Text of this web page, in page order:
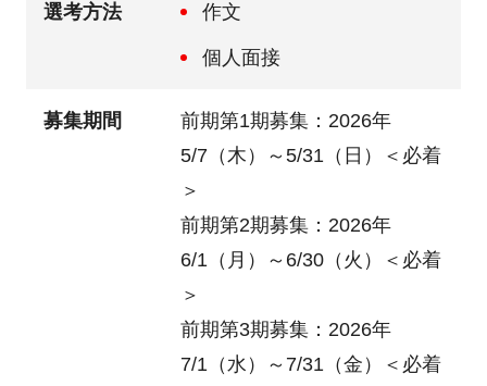
選考方法 作文
個人面接
募集期間
前期第1期募集：2026年
5/7（木）～5/31（日）＜必着
＞
前期第2期募集：2026年
6/1（月）～6/30（火）＜必着
＞
前期第3期募集：2026年
7/1（水）～7/31（金）＜必着